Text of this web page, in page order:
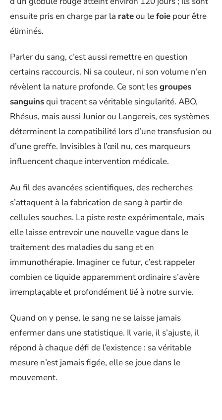
ensuite pris en charge par la rateou lefoie pour être
éliminés.
Parler du sang, c’est aussi remettre en question
certains raccourcis. Ni sa couleur, ni son volume n’en
révèlent la nature profonde. Ce sont lesgroupes
sanguinsqui tracent sa véritable singularité. ABO,
Rhésus, mais aussi Junior ou Langereis, ces systèmes
déterminent la compatibilité lors d’une transfusion ou
d’une greffe. Invisibles à l’œil nu, ces marqueurs
influencent chaque intervention médicale.
Au fil des avancées scientifiques, des recherches
s’attaquent à la fabrication de sang à partir de
cellules souches. La piste reste expérimentale, mais
elle laisse entrevoir une nouvelle vague dans le
traitement des maladies du sang et en
immunothérapie. Imaginer ce futur, c’est rappeler
combien ce liquide apparemment ordinaire s’avère
irremplaçable et profondément lié à notre survie.
Quand on y pense, le sang ne se laisse jamais
enfermer dans une statistique. Il varie, il s’ajuste, il
répond à chaque défi de l’existence : sa véritable
mesure n’est jamais figée, elle se joue dans le
mouvement.